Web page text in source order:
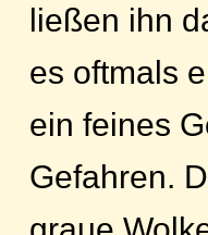
ließen ihn
es oftmals
ein feines
Gefahren.